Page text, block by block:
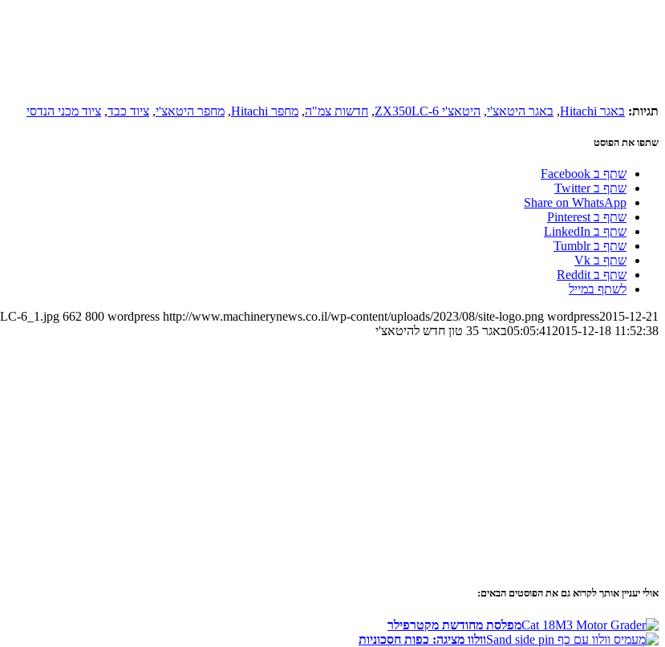
תגיות: באגר Hitachi , באגר היטאצ'י, היטאצ'י ZX350LC-6 , חדשות צמ"ה, מחפר Hitachi , מחפר היטאצ'י, ציוד כבד, ציוד מכני הנדסי
שתפו את הפוסט
שתף ב Facebook
שתף ב Twitter
Share on WhatsApp
שתף ב Pinterest
שתף ב LinkedIn
שתף ב Tumblr
שתף ב Vk
שתף ב Reddit
לשתף במייל
6_1.jpg 662 800 wordpress http://www.machinerynews.co.il/wp-content/uploads/2023/08/site-logo.png wordpress2015-12-21
05:05:41 2015-12-18 11:52:38 באגר 35 טון חדש להיטאצ'י
אולי יעניין אותך לקרוא גם את הפוסטים הבאים:
מפלסת מחודשת מקטרפילר
וולוו מציגה: כפות חסכוניות